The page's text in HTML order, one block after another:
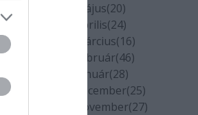
2020 május(20)
2020 április(24)
2020 március(16)
2020 február(46)
2020 január(28)
2019 december(25)
2019 november(27)